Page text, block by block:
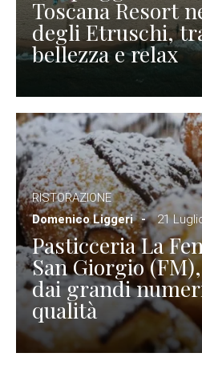
Toscana Resort
degli Etruschi,
bellezza e relax
RISTORAZIONE
Domenico Liggeri
21
Pasticceria La
San Giorgio
dai grandi
qualità